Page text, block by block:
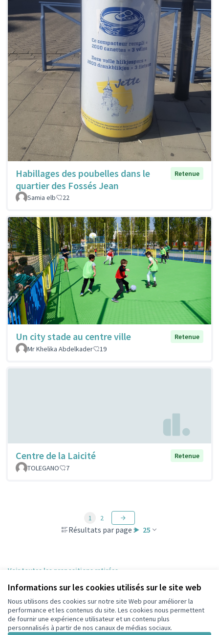
Informations sur les cookies utilisés sur le site web
Nous utilisons des cookies sur notre site Web pour améliorer la
performance et les contenus du site. Les cookies nous permettent
de fournir une expérience utilisateur et un contenu plus
personnalisés à partir de nos canaux de médias sociaux.
Habillages des poubelles dans le
quartier des Fossés Jean
Retenue
Samia elb 22
Un city stade au centre ville
Retenue
Mr Khelika Abdelkader
19
Centre de la Laicité
Retenue
TOLEGANO
7
Résultats par page : 25
1 2
Voir toutes les propositions retirées
Conditions d'utilisation
Paramètres des cookies
participons.colombes.fr sur Facebook